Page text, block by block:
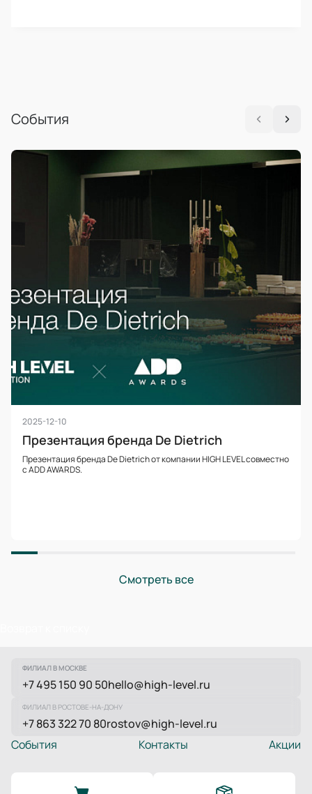
События
2025-12-10
Презентация бренда De Dietrich
Презентация бренда De Dietrich от компании HIGH LEVEL совместно
с ADD AWARDS.
Смотреть все
ФИЛИАЛ В МОСКВЕ
+7 495 150 90 50hello@high-level.ru
ФИЛИАЛ В РОСТОВЕ-НА-ДОНУ
+7 863 322 70 80rostov@high-level.ru
Акции
События Контакты